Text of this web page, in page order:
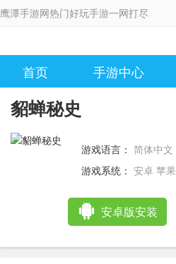
鹰潭手游网热门好玩手游一网打尽
首页 手游中心
貂蝉秘史
游戏语言： 简体中文
游戏系统： 安卓 苹果
安卓版安装